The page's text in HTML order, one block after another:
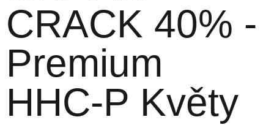
CRACK 40% -
Premium
HHC-P Květy